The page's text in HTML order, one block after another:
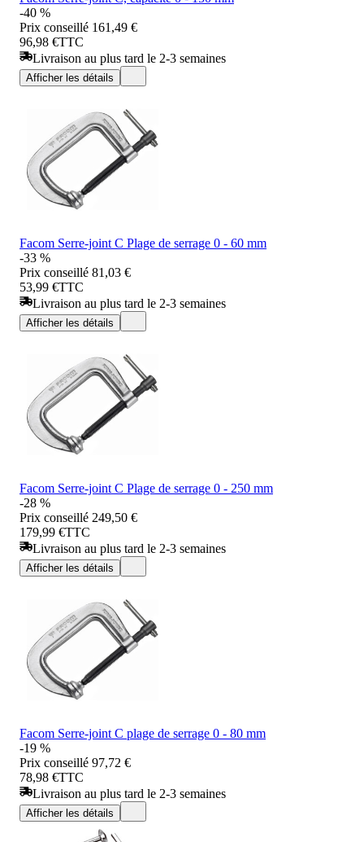
-40 %
Prix conseillé 161,49 €
96,98 €TTC
Livraison au plus tard le 2-3 semaines
Afficher les détails
Facom Serre-joint C Plage de serrage 0 - 60 mm
-33 %
Prix conseillé 81,03 €
53,99 €TTC
Livraison au plus tard le 2-3 semaines
Afficher les détails
Facom Serre-joint C Plage de serrage 0 - 250 mm
-28 %
Prix conseillé 249,50 €
179,99 €TTC
Livraison au plus tard le 2-3 semaines
Afficher les détails
Facom Serre-joint C plage de serrage 0 - 80 mm
-19 %
Prix conseillé 97,72 €
78,98 €TTC
Livraison au plus tard le 2-3 semaines
Afficher les détails